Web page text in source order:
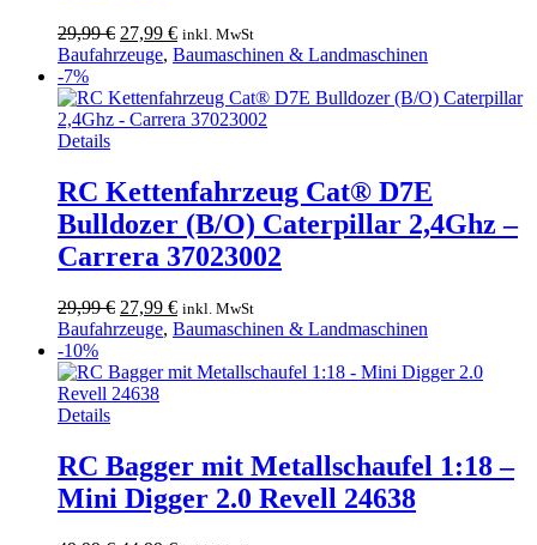
29,99€ Ursprünglicher
Preis
29,99 €
27,99 €Aktueller
Preis
27,99 €.
inkl. MwSt
Baufahrzeuge, Baumaschinen & Landmaschinen
-7%
Details
RC Kettenfahrzeug Cat® D7E
Bulldozer (B/O) Caterpillar 2,4Ghz –
Carrera 37023002
29,99€ Ursprünglicher
Preis
29,99 €
27,99 €Aktueller
Preis
27,99 €.
inkl. MwSt
Baufahrzeuge, Baumaschinen & Landmaschinen
-10%
Details
RC Bagger mit Metallschaufel 1:18 –
Mini Digger 2.0 Revell 24638